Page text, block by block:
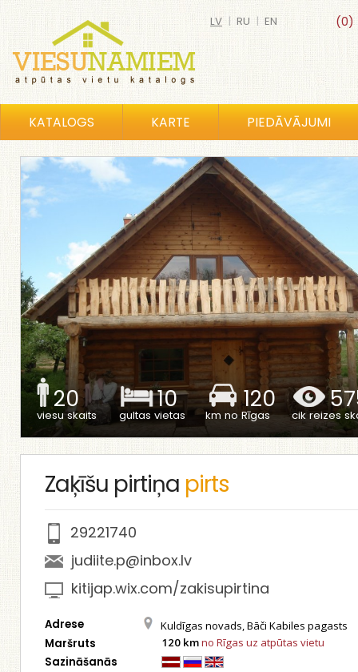
(0)
LV | RU | EN
KATALOGS KARTE PIEDĀVĀJUMI
20
viesu skaits
10
gultas vietas
120
km no Rīgas cik reizes
Zaķīšu pirtiņa pirts
29221740
judiite.p@inbox.lv
kitijap.wix.com/zakisupirtina
Adrese Kuldīgas novads, Bāči Kabiles pagasts
Maršruts 120 kmno Rīgas uz atpūtas vietu
Sazināšanās